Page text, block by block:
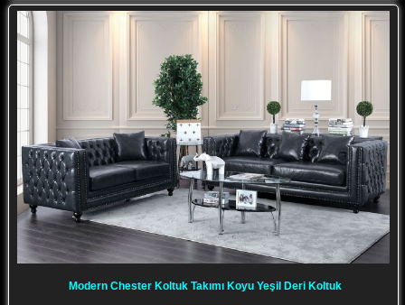
Modern Chester Koltuk Takımı Koyu Yeşil Deri Koltuk